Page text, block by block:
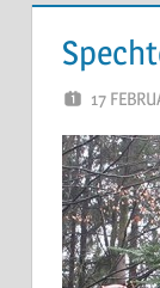
Compostela
17